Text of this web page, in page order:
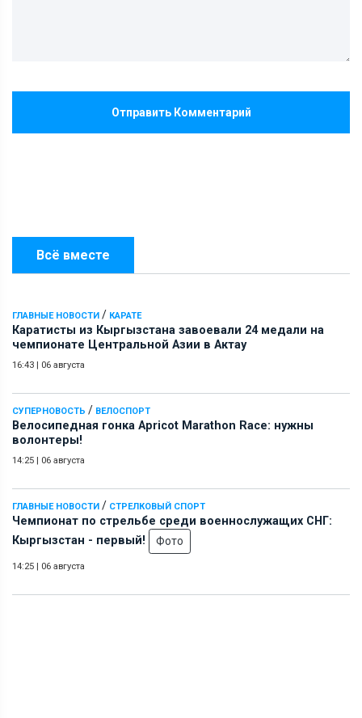
Всё вместе
ГЛАВНЫЕ НОВОСТИ / КАРАТЕ
Каратисты из Кыргызстана завоевали 24 медали на
чемпионате Центральной Азии в Актау
16:43 | 06 августа
СУПЕРНОВОСТЬ / ВЕЛОСПОРТ
Велосипедная гонка Apricot Marathon Race: нужны
волонтеры!
14:25 | 06 августа
ГЛАВНЫЕ НОВОСТИ / СТРЕЛКОВЫЙ СПОРТ
Чемпионат по стрельбе среди военнослужащих СНГ:
Кыргызстан - первый!
Фото
14:25 | 06 августа
Отправить Комментарий